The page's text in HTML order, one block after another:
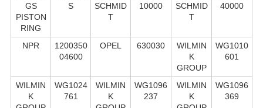
GS
PISTON
RING
S
SCHMID
T
10000
SCHMID
T
40000
NPR
1200350
04600
OPEL 630030
WILMIN
K
GROUP
WG1010
601
WILMIN
K
WG1024
761
WILMIN
K
WG1096
237
WILMIN
K
WG1096
369